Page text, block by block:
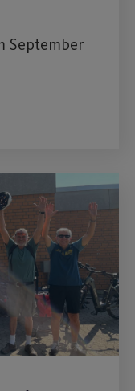
September